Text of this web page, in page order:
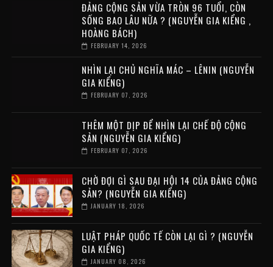
ĐẢNG CỘNG SẢN VỪA TRÒN 96 TUỔI, CÒN
SỐNG BAO LÂU NỮA ? (NGUYỄN GIA KIỂNG ,
HOÀNG BÁCH)
FEBRUARY 14, 2026
NHÌN LẠI CHỦ NGHĨA MÁC – LÊNIN (NGUYỄN
GIA KIỂNG)
FEBRUARY 07, 2026
THÊM MỘT DỊP ĐỂ NHÌN LẠI CHẾ ĐỘ CỘNG
SẢN (NGUYỄN GIA KIỂNG)
FEBRUARY 07, 2026
CHỜ ĐỢI GÌ SAU ĐẠI HỘI 14 CỦA ĐẢNG CỘNG
SẢN? (NGUYỄN GIA KIỂNG)
JANUARY 18, 2026
LUẬT PHÁP QUỐC TẾ CÒN LẠI GÌ ? (NGUYỄN
GIA KIỂNG)
JANUARY 08, 2026